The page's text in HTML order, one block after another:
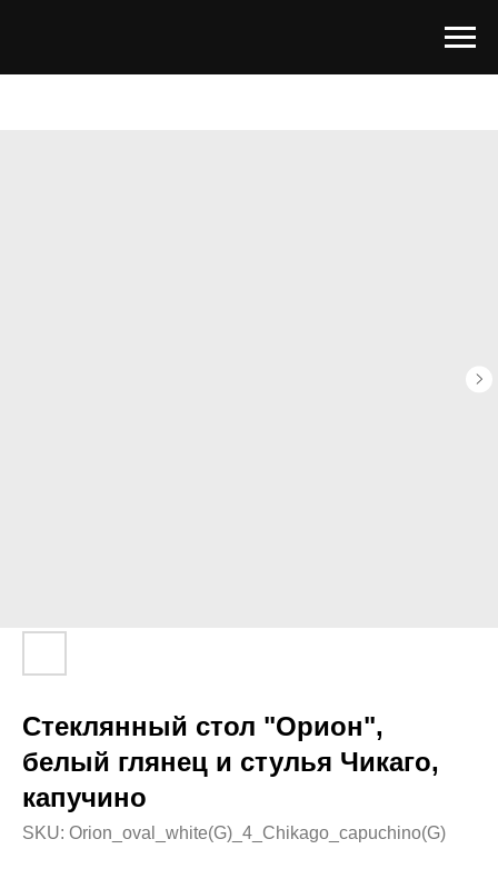
Стеклянный стол "Орион",
белый глянец и стулья Чикаго,
капучино
SKU: Orion_oval_white(G)_4_Chikago_capuchino(G)